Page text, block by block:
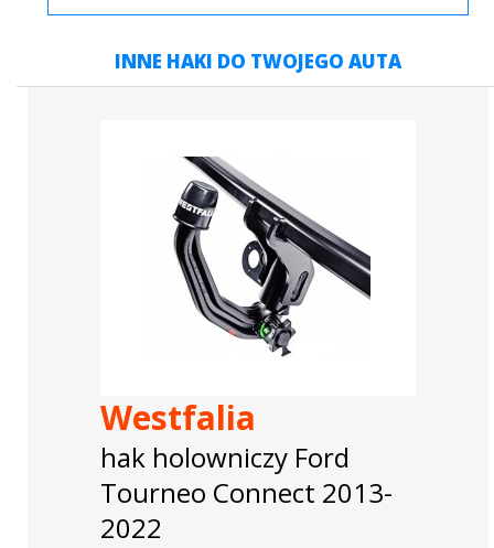
INNE HAKI DO TWOJEGO AUTA
Westfalia
hak holowniczy Ford
Tourneo Connect 2013-
2022